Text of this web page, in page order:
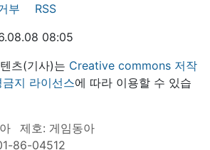
부
RSS
08:05
츠(기사)는 Creative commons 저작
지 라이선스에 따라 이용할 수 있습
제호: 게임동아
86-04512